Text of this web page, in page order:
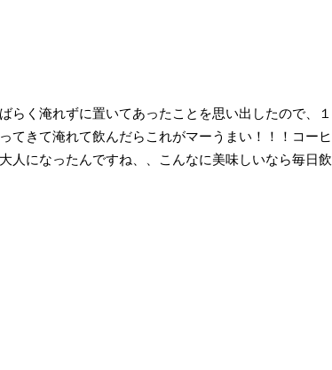
らく淹れずに置いてあったことを思い出したので、１
てきて淹れて飲んだらこれがマーうまい！！！コーヒ
人になったんですね、、こんなに美味しいなら毎日飲